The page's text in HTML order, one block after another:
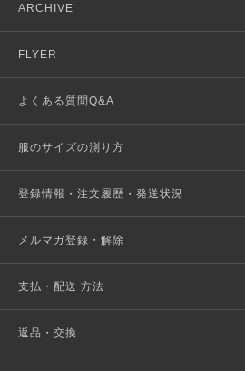
ARCHIVE
FLYER
よくある質問Q&A
服のサイズの測り方
登録情報・注文履歴・発送状況
メルマガ登録・解除
支払・配送 方法
返品・交換